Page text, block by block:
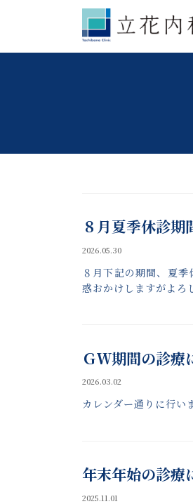
ン
プ
ー
動
８月夏季休診期
2026.05.30
８月下記の期間、夏
惑おかけしますがよろ
ＧＷ期間の診療
2026.03.02
カレンダー通りに行い
年末年始の診療
2025.11.01